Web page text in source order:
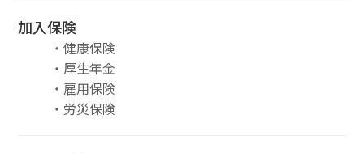
加入保険
・健康保険
・厚生年金
・雇用保険
・労災保険